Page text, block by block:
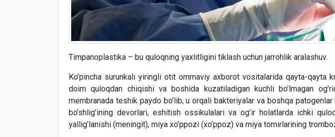
Timpanoplastika – bu quloqning yaxlitligini tiklash uchun jarrohlik aralashuv.
Ko’pincha surunkali yiringli otit ommaviy axborot vositalarida qayta-
doim quloqdan chiqishi va boshida kuzatiladigan kuchli bo’lmagan
membranada teshik paydo bo’lib, u orqali bakteriyalar va boshqa
bo’shlig’ining devorlari, eshitish ossikulalari va og’ir holatlarda ichki
yallig’lanishi (meningit), miya xo’ppozi (xo’ppoz) va miya tomirlarining